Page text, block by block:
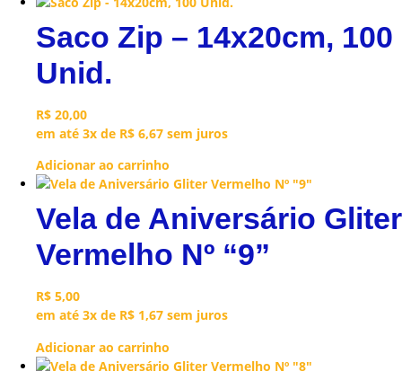
Saco Zip – 14x20cm, 100
Unid.
R$ 20,00
em até 3x de R$ 6,67 sem juros
Adicionar ao carrinho
Vela de Aniversário Gliter
Vermelho Nº “9”
R$ 5,00
em até 3x de R$ 1,67 sem juros
Adicionar ao carrinho